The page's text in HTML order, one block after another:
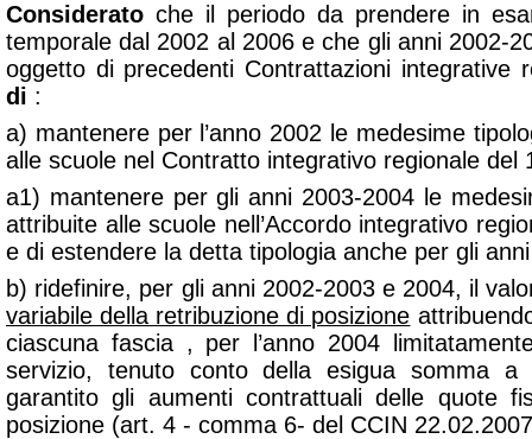
Considerato che il periodo da prendere in
temporale dal 2002 al 2006 e che gli anni 2002-
oggetto di precedenti Contrattazioni integrative
di :
a) mantenere per l’anno 2002 le medesime
alle scuole nel Contratto integrativo regionale del
a1) mantenere per gli anni 2003-2004 le
attribuite alle scuole nell’Accordo integrativo
e di estendere la detta tipologia anche per gli
b) ridefinire, per gli anni 2002-2003 e 2004, il
variabile della retribuzione di posizione
ciascuna fascia , per l’anno 2004
servizio, tenuto conto della esigua somma a
garantito gli aumenti contrattuali delle quote
posizione (art. 4 - comma 6- del CCIN